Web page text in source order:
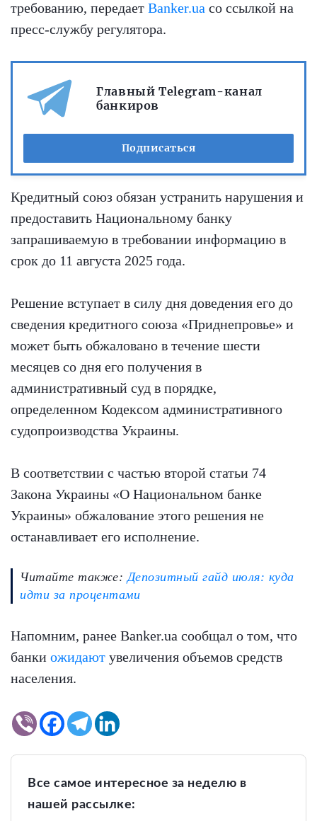
требованию, передает Banker.ua со ссылкой на
пресс-службу регулятора.
Главный Telegram-канал
банкиров
Подписаться
Кредитный союз обязан устранить нарушения и
предоставить Национальному банку
запрашиваемую в требовании информацию в
срок до 11 августа 2025 года.
Решение вступает в силу дня доведения его до
сведения кредитного союза «Приднепровье» и
может быть обжаловано в течение шести
месяцев со дня его получения в
административный суд в порядке,
определенном Кодексом административного
судопроизводства Украины.
В соответствии с частью второй статьи 74
Закона Украины «О Национальном банке
Украины» обжалование этого решения не
останавливает его исполнение.
Читайте также:Депозитный гайд июля: куда
идти за процентами
Напомним, ранее Banker.ua сообщал о том, что
банки ожидают увеличения объемов средств
населения.
Все самое интересное за неделю в
нашей рассылке: